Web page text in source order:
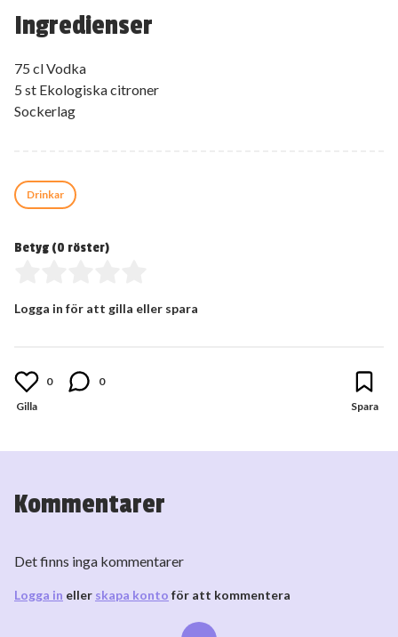
Ingredienser
75 cl Vodka
5 st Ekologiska citroner
Sockerlag
Drinkar
Betyg (0 röster)
Logga in för att gilla eller spara
0 0
Kommentarer
Det finns inga kommentarer
Logga in eller skapa konto för att kommentera